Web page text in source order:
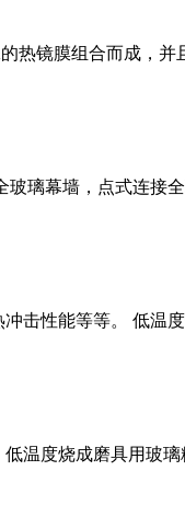
热镜膜组合而成，并
璃幕墙，点式连接
击性能等等。 低温
温度烧成磨具用玻璃